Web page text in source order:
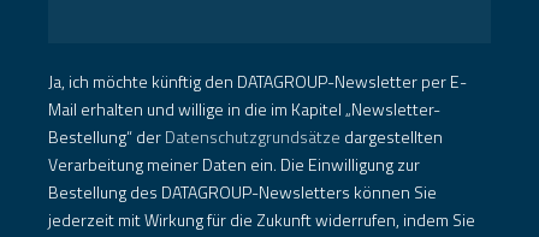
Ja, ich möchte künftig den DATAGROUP-Newsletter per E-
Mail erhalten und willige in die im Kapitel „Newsletter-
Bestellung“ derDatenschutzgrundsätze dargestellten
Verarbeitung meiner Daten ein. Die Einwilligung zur
Bestellung des DATAGROUP-Newsletters können Sie
jederzeit mit Wirkung für die Zukunft widerrufen, indem Sie